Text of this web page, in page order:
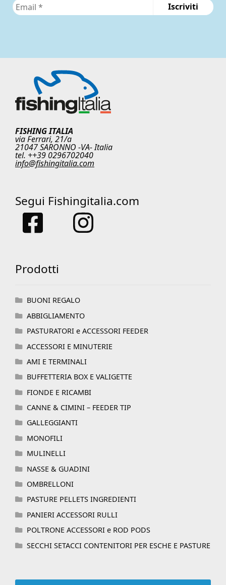
FISHING ITALIA
via Ferrari, 21/a
21047 SARONNO -VA- Italia
tel. ++39 0296702040
info@fishingitalia.com
Segui Fishingitalia.com
Prodotti
BUONI REGALO
ABBIGLIAMENTO
PASTURATORI e ACCESSORI FEEDER
ACCESSORI E MINUTERIE
AMI E TERMINALI
BUFFETTERIA BOX E VALIGETTE
FIONDE E RICAMBI
CANNE & CIMINI – FEEDER TIP
GALLEGGIANTI
MONOFILI
MULINELLI
NASSE & GUADINI
OMBRELLONI
PASTURE PELLETS INGREDIENTI
PANIERI ACCESSORI RULLI
POLTRONE ACCESSORI e ROD PODS
SECCHI SETACCI CONTENITORI PER ESCHE E PASTURE